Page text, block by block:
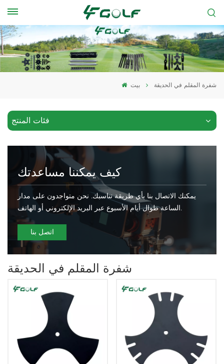
بيت شفرة المقلم في الحديقة
فئات المنتج
كيف يمكننا مساعدتك
يمكنك الاتصال بنا بأي طريقة تناسبك. نحن متواجدون على مدار
الساعة طوال أيام الأسبوع عبر البريد الإلكتروني أو الهاتف.
اتصل بنا
شفرة المقلم في الحديقة